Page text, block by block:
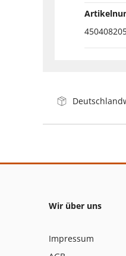
Wir über uns
Impressum